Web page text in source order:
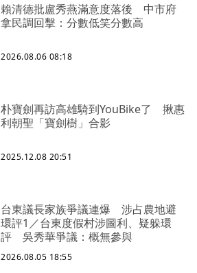
賴清德批盧秀燕滿意度落後 中市府
拿民調回擊：分數低笑分數高
2026.08.06 08:18
朴寶劍再訪高雄騎到YouBike了 揪惠
利朝聖「寶劍樹」合影
2025.12.08 20:51
台東議長家族爭議連爆 涉占農地避
環評1／台東度假村涉圖利、疑躲環
評 吳秀華爭議：概無參與
2026.08.05 18:55